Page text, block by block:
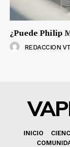
¿Puede Philip
REDACCION VT
INICIO